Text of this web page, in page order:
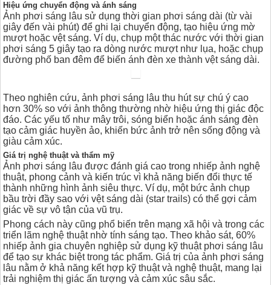
Hiệu ứng chuyển động và ánh sáng
Ảnh phơi sáng lâu sử dụng thời gian phơi sáng dài (từ vài
giây đến vài phút) để ghi lại chuyển động, tạo hiệu ứng mờ
mượt hoặc vệt sáng. Ví dụ, chụp một thác nước với thời gian
phơi sáng 5 giây tạo ra dòng nước mượt như lụa, hoặc chụp
đường phố ban đêm để biến ánh đèn xe thành vệt sáng dài.
Theo nghiên cứu, ảnh phơi sáng lâu thu hút sự chú ý cao
hơn 30% so với ảnh thông thường nhờ hiệu ứng thị giác độc
đáo. Các yếu tố như mây trôi, sóng biển hoặc ánh sáng đèn
tạo cảm giác huyền ảo, khiến bức ảnh trở nên sống động và
giàu cảm xúc.
Giá trị nghệ thuật và thẩm mỹ
Ảnh phơi sáng lâu được đánh giá cao trong nhiếp ảnh nghệ
thuật, phong cảnh và kiến trúc vì khả năng biến đổi thực tế
thành những hình ảnh siêu thực. Ví dụ, một bức ảnh chụp
bầu trời đầy sao với vệt sáng dài (star trails) có thể gợi cảm
giác về sự vô tận của vũ trụ.
Phong cách này cũng phổ biến trên mạng xã hội và trong các
triển lãm nghệ thuật nhờ tính sáng tạo. Theo khảo sát, 60%
nhiếp ảnh gia chuyên nghiệp sử dụng kỹ thuật phơi sáng lâu
để tạo sự khác biệt trong tác phẩm. Giá trị của ảnh phơi sáng
lâu nằm ở khả năng kết hợp kỹ thuật và nghệ thuật, mang lại
trải nghiệm thị giác ấn tượng và cảm xúc sâu sắc.